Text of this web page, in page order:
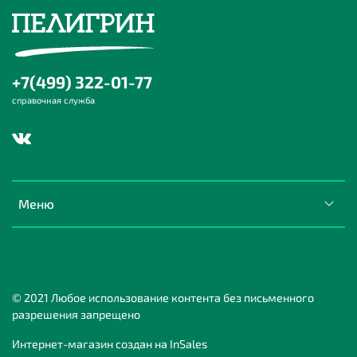
Меню
+7(499) 322-01-77
справочная служба
© 2021 Любое использование контента без письменного
разрешения запрещено
Интернет-магазин создан на InSales